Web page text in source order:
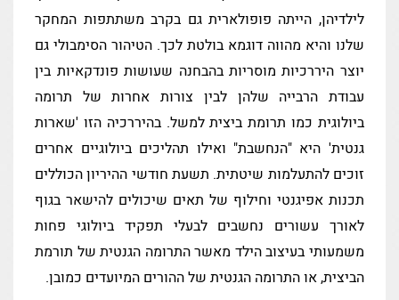
לילדיהן, הייתה פופולארית גם בקרב משתתפות המחקר
שלנו והיא מהווה דוגמא בולטת לכך. הטיהור הסימבולי גם
יוצר היררכיות מוסריות בהבחנה שעושות פונדקאיות בין
עבודת הרבייה שלהן לבין צורות אחרות של תרומה
ביולוגית כמו תרומת ביצית למשל. בהיררכיה הזו 'שארות
גנטית' היא "הנחשבת" ואילו תהליכים ביולוגיים אחרים
זוכים להתעלמות שיטתית. תשעת חודשי ההיריון הכוללים
תכנות אפיגנטי וחילוף של תאים שיכולים להישאר בגוף
לאורך עשורים נחשבים לבעלי תפקיד ביולוגי פחות
משמעותי בעיצוב הילד מאשר התרומה הגנטית של תורמת
הביצית, או התרומה הגנטית של ההורים המיועדים כמובן.